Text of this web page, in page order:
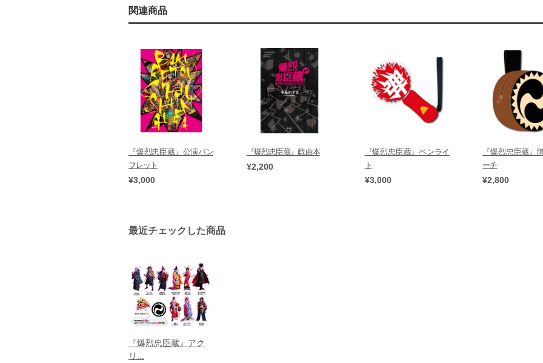
関連商品
『爆烈忠臣蔵』公演パン
フレット
¥3,000
『爆烈忠臣蔵』戯曲本
¥2,200
『爆烈忠臣蔵』ペンライ
ト
¥3,000
『爆烈忠臣蔵』
ーチ
¥2,800
最近チェックした商品
『爆烈忠臣蔵』アク
リ...